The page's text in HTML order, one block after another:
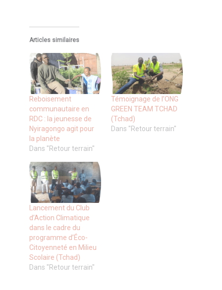
Articles similaires
Reboisement
communautaire en
RDC : la jeunesse de
Nyiragongo agit pour
la planète
Dans "Retour terrain"
Témoignage de l’ONG
GREEN TEAM TCHAD
(Tchad)
Dans "Retour terrain"
Lancement du Club
d’Action Climatique
dans le cadre du
programme d’Éco-
Citoyenneté en Milieu
Scolaire (Tchad)
Dans "Retour terrain"